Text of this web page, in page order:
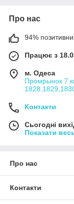
Про нас
94%
Працює з
м. Одеса
Промрынок 7
Контакти
Сьогодні
Показати
Про нас
Контакти